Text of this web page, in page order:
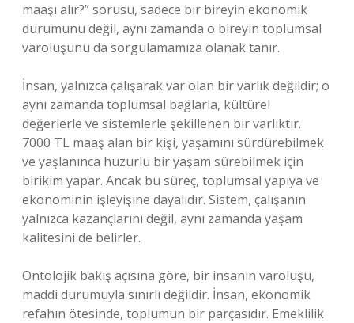
maaşı alır?” sorusu, sadece bir bireyin ekonomik
durumunu değil, aynı zamanda o bireyin toplumsal
varoluşunu da sorgulamamıza olanak tanır.
İnsan, yalnızca çalışarak var olan bir varlık değildir; o
aynı zamanda toplumsal bağlarla, kültürel
değerlerle ve sistemlerle şekillenen bir varlıktır.
7000 TL maaş alan bir kişi, yaşamını sürdürebilmek
ve yaşlanınca huzurlu bir yaşam sürebilmek için
birikim yapar. Ancak bu süreç, toplumsal yapıya ve
ekonominin işleyişine dayalıdır. Sistem, çalışanın
yalnızca kazançlarını değil, aynı zamanda yaşam
kalitesini de belirler.
Ontolojik bakış açısına göre, bir insanın varoluşu,
maddi durumuyla sınırlı değildir. İnsan, ekonomik
refahın ötesinde, toplumun bir parçasıdır. Emeklilik